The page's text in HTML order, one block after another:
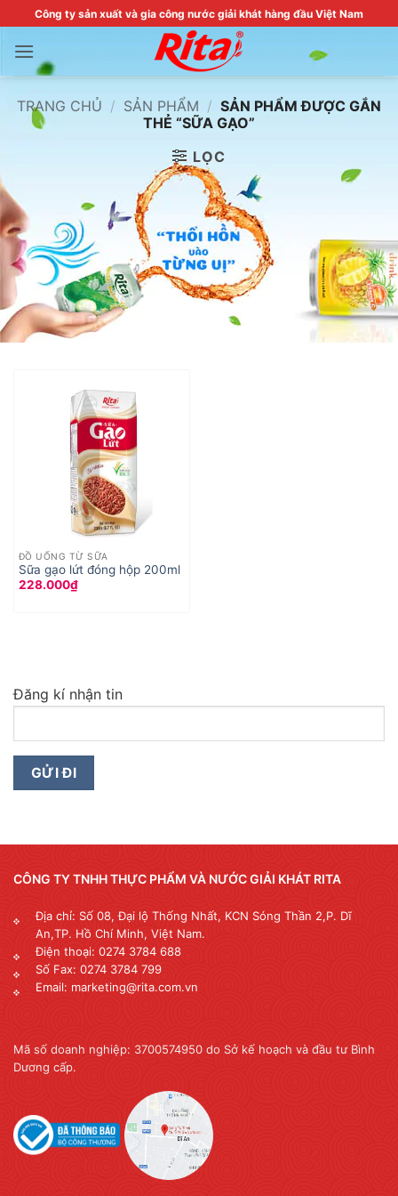
to
content
Công ty sản xuất và gia công nước giải khát hàng đầu Việt Nam
TRANG CHỦ / SẢN PHẨM / SẢN PHẨM ĐƯỢC GẮN
THẺ “SỮA GẠO”
LỌC
ĐỒ UỐNG TỪ SỮA
Sữa gạo lứt đóng hộp 200ml
228.000₫
Đăng kí nhận tin
CÔNG TY TNHH THỰC PHẨM VÀ NƯỚC GIẢI KHÁT RITA
Địa chỉ: Số 08, Đại lộ Thống Nhất, KCN Sóng Thần 2,P. Dĩ
An,TP. Hồ Chí Minh, Việt Nam.
Điện thoại: 0274 3784 688
Số Fax: 0274 3784 799
Email: marketing@rita.com.vn
Mã số doanh nghiệp: 3700574950 do Sở kế hoạch và đầu tư Bình
Dương cấp.